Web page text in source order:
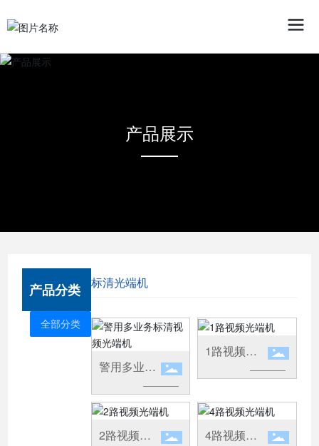
产品展示
产品分类
全部分类
标清光端机
警用多业务
标清视频光
端机
1路视频光
2路视频光
4路视频光